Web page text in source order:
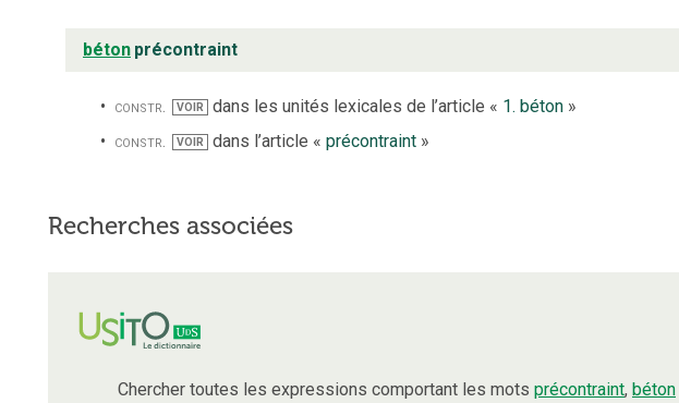
béton précontraint
constr. VOIR dans les unités lexicales de l’article « 1. béton»
constr.
VOIR dans l’article « précontraint»
Recherches associées
Chercher toutes les expressions comportant les mots précontraint, béton